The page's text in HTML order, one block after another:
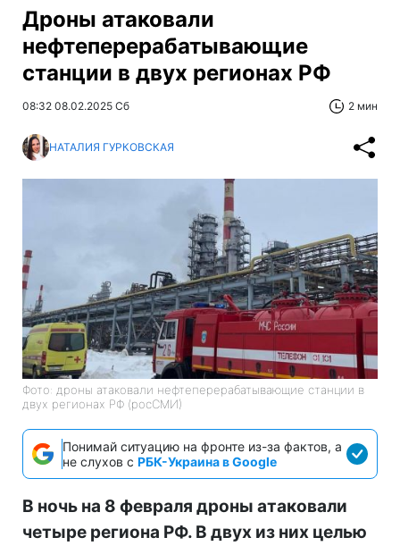
Дроны атаковали
нефтеперерабатывающие
станции в двух регионах РФ
08:32 08.02.2025 Сб 2 мин
НАТАЛИЯ ГУРКОВСКАЯ
Фото: дроны атаковали нефтеперерабатывающие станции в
двух регионах РФ (росСМИ)
Понимай ситуацию на фронте из-за фактов, а
не слухов с РБК-Украина в Google
В ночь на 8 февраля дроны атаковали
четыре региона РФ. В двух из них целью